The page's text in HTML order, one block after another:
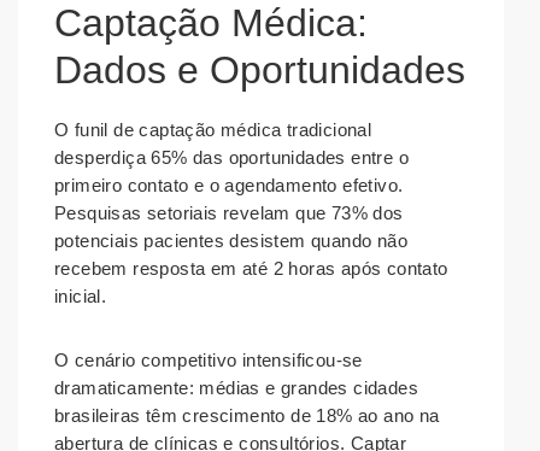
Captação Médica:
Dados e Oportunidades
O funil de captação médica tradicional
desperdiça 65% das oportunidades entre o
primeiro contato e o agendamento efetivo.
Pesquisas setoriais revelam que 73% dos
potenciais pacientes desistem quando não
recebem resposta em até 2 horas após contato
inicial.
O cenário competitivo intensificou-se
dramaticamente: médias e grandes cidades
brasileiras têm crescimento de 18% ao ano na
abertura de clínicas e consultórios. Captar